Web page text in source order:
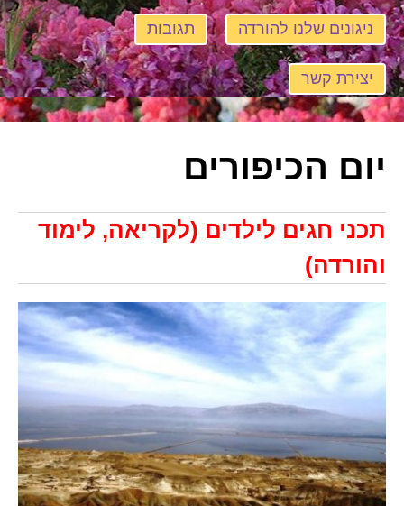
ניגונים שלנו להורדה תגובות
יצירת קשר
יום הכיפורים
תכני חגים לילדים (לקריאה, לימוד
והורדה)